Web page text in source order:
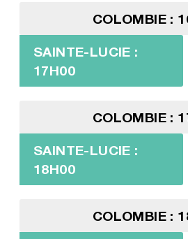
COLOMBIE :
SAINTE-LUCIE :
17H00
COLOMBIE :
SAINTE-LUCIE :
18H00
COLOMBIE :